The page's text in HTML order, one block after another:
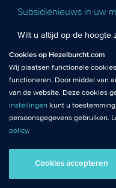
Subsidienieuws in uw
Wilt u altijd op de hoogte
voor de Hezelburcht
Inschrijven
AI statement
noodzakelijk om de
Analytische cookies
: Met
de website. Zo krijgen wij
website.
Cookies op Hezelburcht.com
Wij plaatsen functionele
functioneren. Door middel van
van de website. Deze cookies
instellingen kunt u
persoonsgegevens gebruiken.
policy.
Cookies accepteren